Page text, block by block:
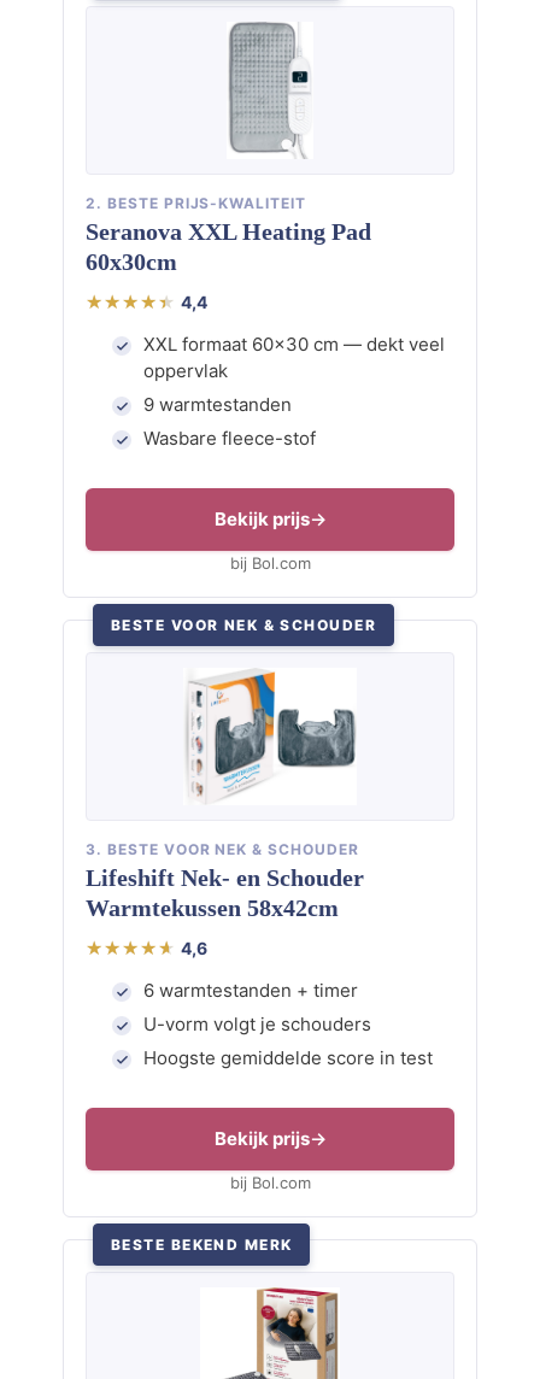
2. BESTE PRIJS-KWALITEIT
Seranova XXL Heating Pad
60x30cm
4,4
XXL formaat 60×30 cm — dekt veel
oppervlak
9 warmtestanden
Wasbare fleece-stof
Bekijk prijs
bij Bol.com
BESTE VOOR NEK & SCHOUDER
3. BESTE VOOR NEK & SCHOUDER
Lifeshift Nek- en Schouder
Warmtekussen 58x42cm
4,6
6 warmtestanden + timer
U-vorm volgt je schouders
Hoogste gemiddelde score in test
Bekijk prijs
bij Bol.com
BESTE BEKEND MERK